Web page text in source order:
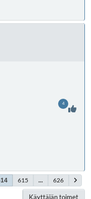
4
615 ... 626
Käyttäjän toimet